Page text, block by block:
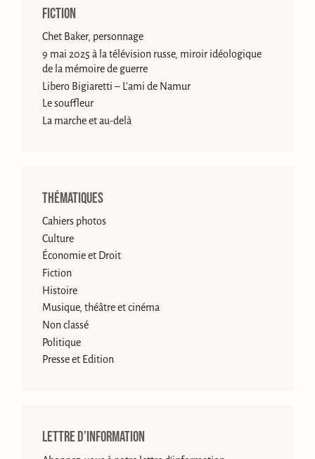
Fiction
Chet Baker, personnage
9 mai 2025 à la télévision russe, miroir idéologique
de la mémoire de guerre
Libero Bigiaretti – L’ami de Namur
Le souffleur
La marche et au-delà
Thématiques
Cahiers photos
Culture
Économie et Droit
Fiction
Histoire
Musique, théâtre et cinéma
Non classé
Politique
Presse et Edition
Lettre d’information